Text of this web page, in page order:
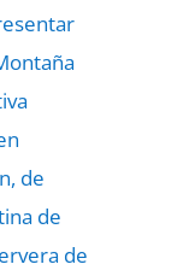
de
de
de